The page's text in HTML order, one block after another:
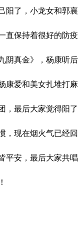
阳了，小龙女和郭襄
直保持着很好的防疫
阴真金》，杨康听后
康爱和美女扎堆打麻
，最后大家觉得阳了
，现在烟火气已经回
平安，最后大家共唱